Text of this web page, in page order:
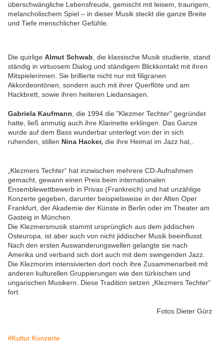
überschwängliche Lebensfreude, gemischt mit leisem, traurigem,
melancholischem Spiel – in dieser Musik steckt die ganze Breite
und Tiefe menschlicher Gefühle.
Die quirlige Almut Schwab , die klassische Musik studierte, stand
ständig in virtuosem Dialog und ständigem Blickkontakt mit ihren
Mitspielerinnen. Sie brillierte nicht nur mit filigranen
Akkordeontönen, sondern auch mit ihrer Querflöte und am
Hackbrett, sowie ihren heiteren Liedansagen.
Gabriela Kaufmann , die 1994 die "Klezmer Techter" gegründet
hatte, ließ anmutig auch ihre Klarinette erklingen. Das Ganze
wurde auf dem Bass wunderbar unterlegt von der in sich
ruhenden, stillen Nina Hacker, die ihre Heimat im Jazz hat,.
„Klezmers Techter“ hat inzwischen mehrere CD-Aufnahmen
gemacht, gewann einen Preis beim internationalen
Ensemblewettbewerb in Privas (Frankreich) und hat unzählige
Konzerte gegeben, darunter beispielsweise in der Alten Oper
Frankfurt, der Akademie der Künste in Berlin oder im Theater am
Gasteig in München.
Die Klezmersmusik stammt ursprünglich aus dem jiddischen
Osteuropa, ist aber auch von nicht jiddischer Musik beeinflusst.
Nach den ersten Auswanderungswellen gelangte sie nach
Amerika und verband sich dort auch mit dem swingenden Jazz.
Die Klezmorim intensivierten dort noch ihre Zusammenarbeit mit
anderen kulturellen Gruppierungen wie den türkischen und
ungarischen Musikern. Diese Tradition setzen „Klezmers Techter“
fort.
Fotos Dieter Gürz
#Kultur Konzerte